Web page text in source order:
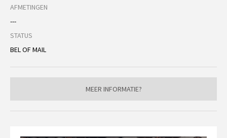
AFMETINGEN
---
STATUS
BEL OF MAIL
MEER INFORMATIE?